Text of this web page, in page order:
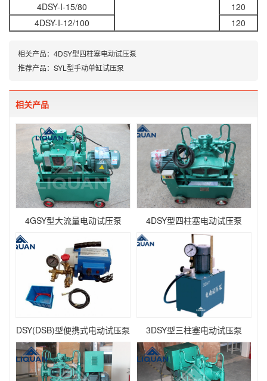
4DSY-I-15/80
120
4DSY-I-12/100
120
相关产品： 4DSY型四柱塞电动试压泵
推荐产品： SYL型手动单缸试压泵
相关产品
4GSY型大流量电动试压泵 4DSY型四柱塞电动试压泵
DSY(DSB)型便携式电动试压泵 3DSY型三柱塞电动试压泵